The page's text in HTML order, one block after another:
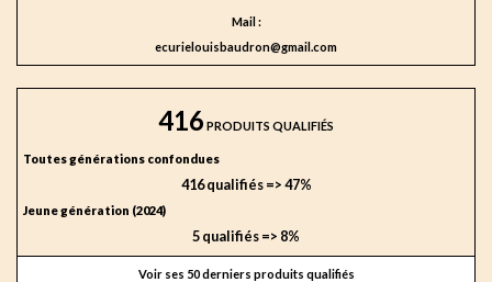
Mail :
ecurielouisbaudron@gmail.com
416 PRODUITS QUALIFIÉS
Toutes générations confondues
416 qualifiés => 47%
Jeune génération (2024)
5 qualifiés => 8%
Voir ses 50 derniers produits qualifiés